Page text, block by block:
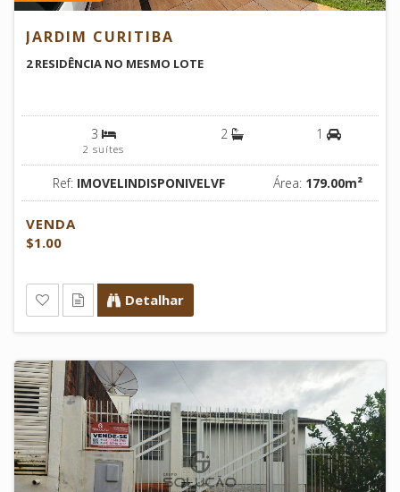
JARDIM CURITIBA
2 RESIDÊNCIA NO MESMO LOTE
3
2 suítes
2 1
Ref: IMOVELINDISPONIVELVF Área: 179.00m²
VENDA
$1.00
Detalhar